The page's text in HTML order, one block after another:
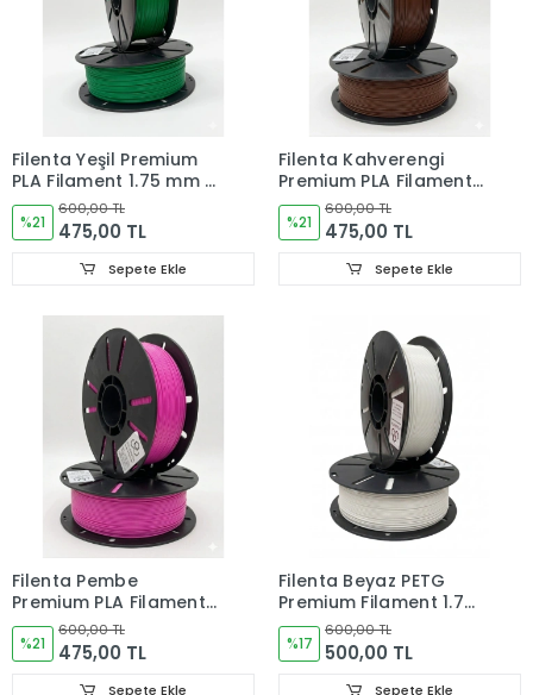
Filenta Yeşil Premium
PLA Filament 1.75 mm –
1 kg
%21
600,00 TL
475,00 TL
Sepete Ekle
Filenta Kahverengi
Premium PLA Filament
1.75 mm – 1 kg
%21
600,00 TL
475,00 TL
Sepete Ekle
Filenta Pembe
Premium PLA Filament
1.75 mm – 1 kg
%21
600,00 TL
475,00 TL
Sepete Ekle
Filenta Beyaz PETG
Premium Filament 1.75
mm – 1 kg
%17
600,00 TL
500,00 TL
Sepete Ekle